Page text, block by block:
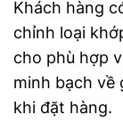
Khách hàng
chỉnh loại
cho phù hợp
minh bạch về
khi đặt hàng.